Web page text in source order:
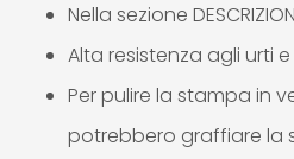
Nella sezione
Alta resistenza agli urti
Per pulire la stampa in
potrebbero graffiare la